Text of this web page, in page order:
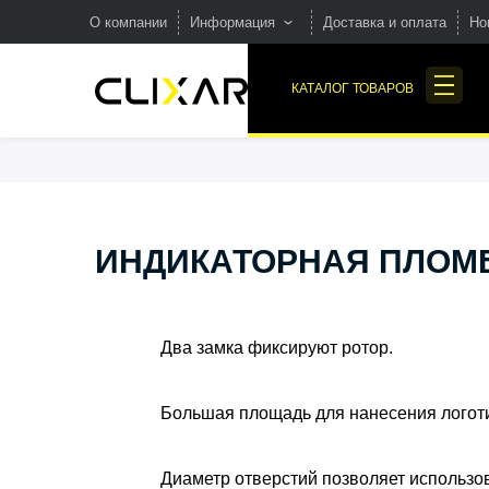
О компании Информация
вопросы о пломбах
Вакансии в компании по
Наша продукция и
Доставка и оплата
КАТАЛОГ ТОВАРОВ
БЛОКИРАТОРЫ НА
ИНДИКАТОРНАЯ
Два замка фиксируют ротор.
Большая площадь для нанесения
Диаметр отверстий позволяет